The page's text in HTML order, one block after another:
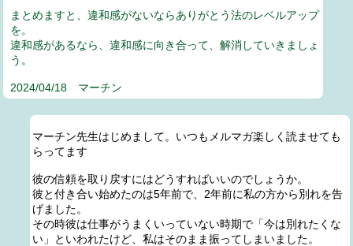
まとめますと、違和感がないならありがとう法のレベルアップ
を。
違和感があるなら、違和感に向き合って、解消していきましょ
う。
2024/04/18 マーチン
マーチン先生はじめまして。いつもメルマガ楽しく読ませても
らってます
彼の信頼を取り戻すにはどうすればいいのでしょうか。
彼と付き合い始めたのは5年前で、2年前に私の方から別れを告
げました。
その時彼は仕事がうまくいっていない時期で「今は別れたくな
い」といわれたけど、私はそのまま振ってしまいました。